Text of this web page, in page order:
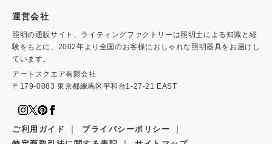
運営会社
照明の通販サイト、ライティングファクトリーは照明士による知識と経
験をもとに、2002年より全国のお客様におしゃれな照明器具をお届けし
ています。
アートスクエア有限会社
〒179-0083 東京都練馬区平和台1-27-21 EAST
ご利用ガイド ｜ プライバシーポリシー ｜